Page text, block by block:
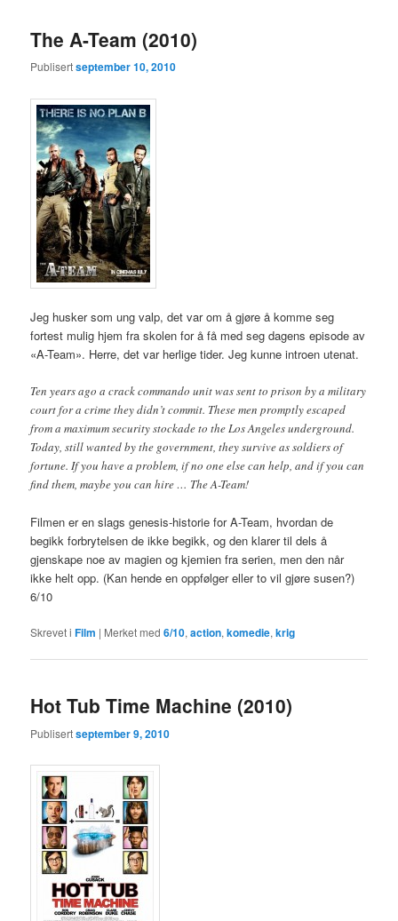
The A-Team (2010)
Publisertseptember 10, 2010
Jeg husker som ung valp, det var om å gjøre å komme seg
fortest mulig hjem fra skolen for å få med seg dagens episode av
«A-Team». Herre, det var herlige tider. Jeg kunne introen utenat.
Ten years ago a crack commando unit was sent to prison by a military
court for a crime they didn’t commit. These men promptly escaped
from a maximum security stockade to the Los Angeles underground.
Today, still wanted by the government, they survive as soldiers of
fortune. If you have a problem, if no one else can help, and if you can
find them, maybe you can hire … The A-Team!
Filmen er en slags genesis-historie for A-Team, hvordan de
begikk forbrytelsen de ikke begikk, og den klarer til dels å
gjenskape noe av magien og kjemien fra serien, men den når
ikke helt opp. (Kan hende en oppfølger eller to vil gjøre susen?)
6/10
Skrevet i Film | Merket med 6/10,action,komedie,krig
Hot Tub Time Machine (2010)
Publisertseptember 9, 2010